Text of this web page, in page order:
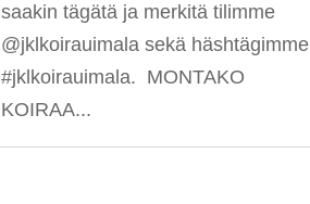
saakin tägätä ja merkitä tilimme
@jklkoirauimala sekä häshtägimme
#jklkoirauimala. MONTAKO
KOIRAA...